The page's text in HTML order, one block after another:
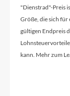
"Dienstrad"-Preis
Größe, die sich
gültigen Endpreis
kann. Mehr zum